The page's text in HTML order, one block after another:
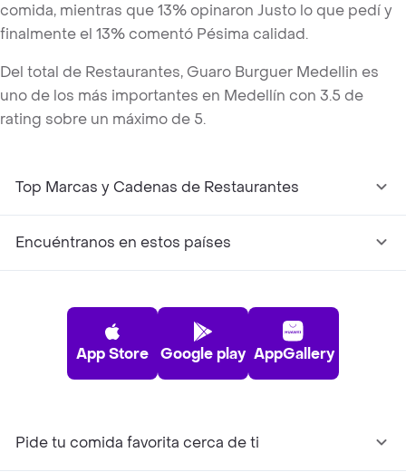
comida, mientras que 13% opinaron Justo lo que pedí y
finalmente el 13% comentó Pésima calidad.
Del total de Restaurantes, Guaro Burguer Medellin es
uno de los más importantes en Medellín con 3.5 de
rating sobre un máximo de 5.
Top Marcas y Cadenas de Restaurantes
Encuéntranos en estos países
App Store Google play AppGallery
Pide tu comida favorita cerca de ti